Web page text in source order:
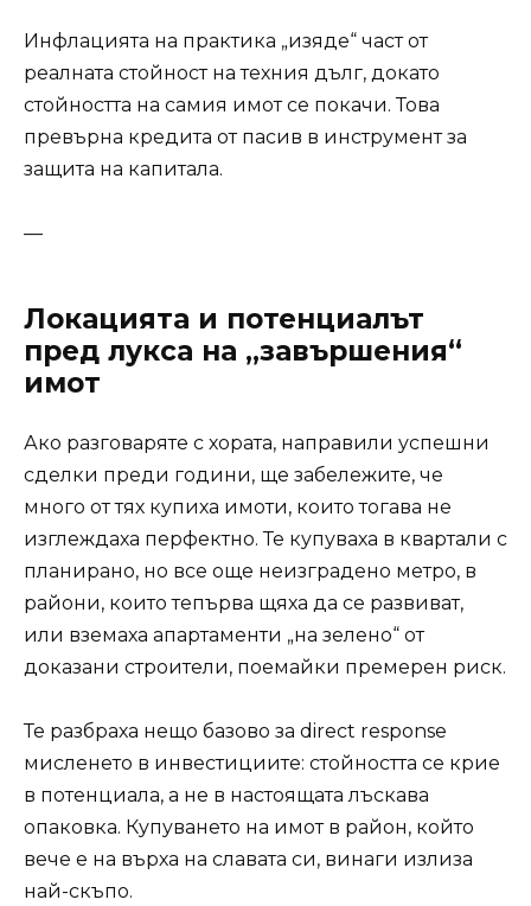
Инфлацията на практика „изяде“ част от
реалната стойност на техния дълг, докато
стойността на самия имот се покачи. Това
превърна кредита от пасив в инструмент за
защита на капитала.
—
Локацията и потенциалът
пред лукса на „завършения“
имот
Ако разговаряте с хората, направили успешни
сделки преди години, ще забележите, че
много от тях купиха имоти, които тогава не
изглеждаха перфектно. Те купуваха в квартали с
планирано, но все още неизградено метро, в
райони, които тепърва щяха да се развиват,
или вземаха апартаменти „на зелено“ от
доказани строители, поемайки премерен риск.
Те разбраха нещо базово за direct response
мисленето в инвестициите: стойността се крие
в потенциала, а не в настоящата лъскава
опаковка. Купуването на имот в район, който
вече е на върха на славата си, винаги излиза
най-скъпо.